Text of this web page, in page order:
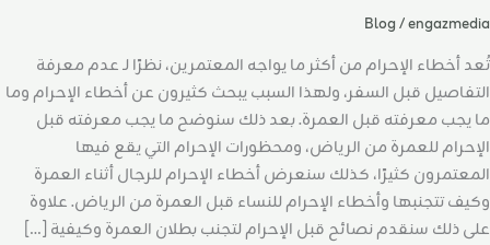
Blog/engazmedia
تُعد أخطاء الإحرام من أكثر ما يواجه المعتمرين، نظرًا لـ عدم معرفة
التفاصيل قبل السفر، ولهذا السبب يبحث كثيرون عن أخطاء الإحرام وما
ما يجب معرفته قبل العمرة. بعد ذلك سنوضح ما يجب معرفته قبل
الإحرام للعمرة من الرياض، ومحظورات الإحرام التي يقع فيها
المعتمرون كثيرًا، كذلك سنعرض أخطاء الإحرام للرجال أثناء العمرة
وكيف تتجنبها وأخطاء الإحرام للنساء قبل العمرة من الرياض. علاوة
على ذلك سنقدم نصائح قبل الإحرام لتجنب بطلان العمرة وكيفية […]